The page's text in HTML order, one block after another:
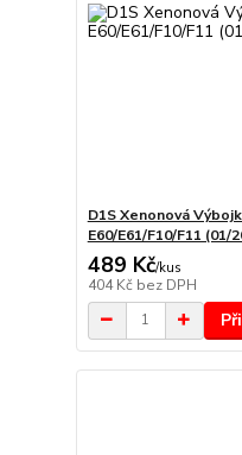
D1S Xenonová
E60/E61/F10/F11 (01/
489 Kč/kus
404 Kč bez DPH